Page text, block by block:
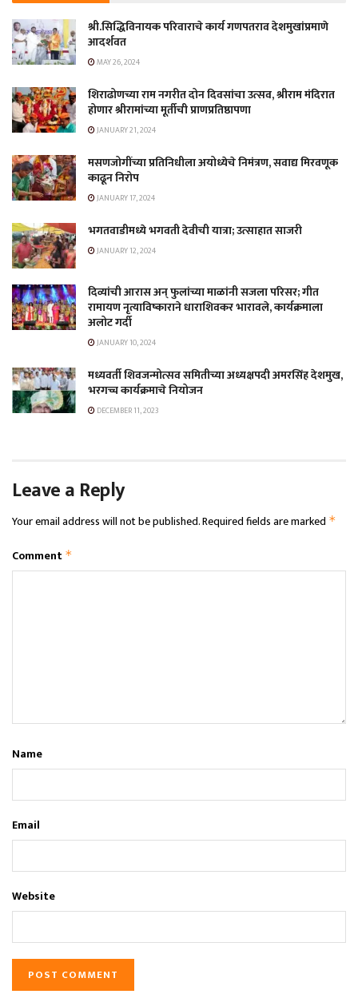
श्री.सिद्धिविनायक परिवाराचे कार्य गणपतराव देशमुखांप्रमाणे
आदर्शवत
MAY 26, 2024
शिराढोणच्या राम नगरीत दोन दिवसांचा उत्सव, श्रीराम मंदिरात
होणार श्रीरामांच्या मूर्तीची प्राणप्रतिष्ठापणा
JANUARY 21, 2024
मसणजोगींच्या प्रतिनिधीला अयोध्येचे निमंत्रण, सवाद्य मिरवणूक
काढून निरोप
JANUARY 17, 2024
भगतवाडीमध्ये भगवती देवीची यात्रा; उत्साहात साजरी
JANUARY 12, 2024
दिव्यांची आरास अन् फुलांच्या माळांनी सजला परिसर; गीत
रामायण नृत्याविष्काराने धाराशिवकर भारावले, कार्यक्रमाला
अलोट गर्दी
JANUARY 10, 2024
मध्यवर्ती शिवजन्मोत्सव समितीच्या अध्यक्षपदी अमरसिंह देशमुख,
भरगच्च कार्यक्रमाचे नियोजन
DECEMBER 11, 2023
Leave a Reply
Your email address will not be published.Required fields are marked *
Comment *
Name
Email
Website